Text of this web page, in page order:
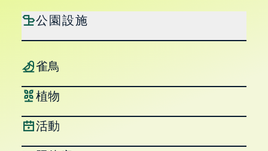
公園設施
雀鳥
植物
活動